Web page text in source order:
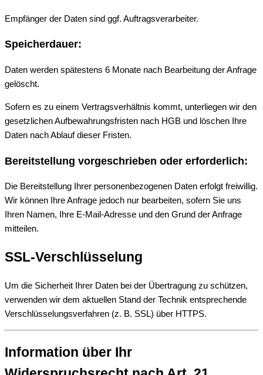
Empfänger der Daten sind ggf. Auftragsverarbeiter.
Speicherdauer:
Daten werden spätestens 6 Monate nach Bearbeitung der Anfrage
gelöscht.
Sofern es zu einem Vertragsverhältnis kommt, unterliegen wir den
gesetzlichen Aufbewahrungsfristen nach HGB und löschen Ihre
Daten nach Ablauf dieser Fristen.
Bereitstellung vorgeschrieben oder erforderlich:
Die Bereitstellung Ihrer personenbezogenen Daten erfolgt freiwillig.
Wir können Ihre Anfrage jedoch nur bearbeiten, sofern Sie uns
Ihren Namen, Ihre E-Mail-Adresse und den Grund der Anfrage
mitteilen.
SSL-Verschlüsselung
Um die Sicherheit Ihrer Daten bei der Übertragung zu schützen,
verwenden wir dem aktuellen Stand der Technik entsprechende
Verschlüsselungsverfahren (z. B. SSL) über HTTPS.
Information über Ihr